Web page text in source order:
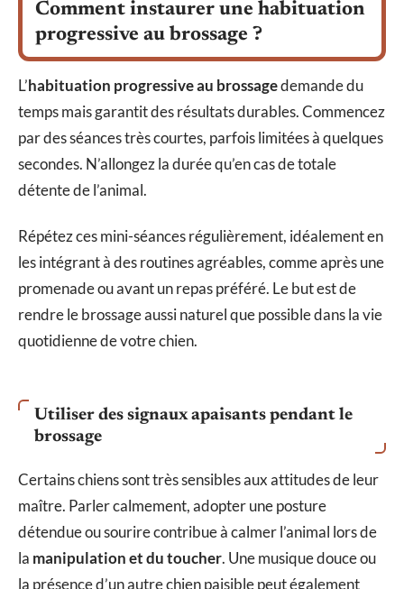
Comment instaurer une habituation
progressive au brossage ?
L’habituation progressive au brossagedemande du
temps mais garantit des résultats durables. Commencez
par des séances très courtes, parfois limitées à quelques
secondes. N’allongez la durée qu’en cas de totale
détente de l’animal.
Répétez ces mini-séances régulièrement, idéalement en
les intégrant à des routines agréables, comme après une
promenade ou avant un repas préféré. Le but est de
rendre le brossage aussi naturel que possible dans la vie
quotidienne de votre chien.
Utiliser des signaux apaisants pendant le
brossage
Certains chiens sont très sensibles aux attitudes de leur
maître. Parler calmement, adopter une posture
détendue ou sourire contribue à calmer l’animal lors de
la manipulation et du toucher. Une musique douce ou
la présence d’un autre chien paisible peut également